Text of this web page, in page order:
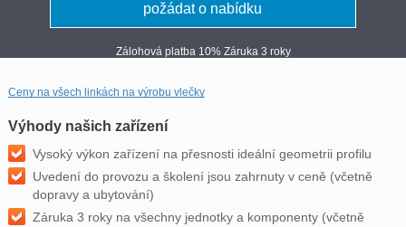
požádat o nabídku
Zálohová platba 10% Záruka 3 roky
Ceny na všech linkách na výrobu vlečky
Výhody našich zařízení
Vysoký výkon zařízení na přesnosti ideální geometrii profilu
Uvedení do provozu a školení jsou zahrnuty v ceně (včetně
dopravy a ubytování)
Záruka 3 roky na všechny jednotky a komponenty (včetně